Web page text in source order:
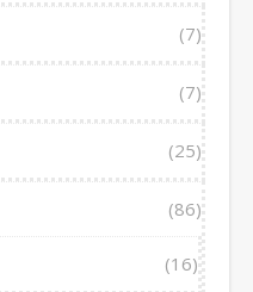
(7)
(7)
(25)
(86)
(16)